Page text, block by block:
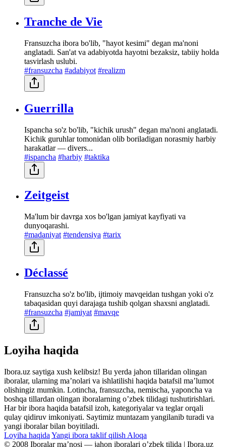
Tranche de Vie
Fransuzcha ibora bo'lib, "hayot kesimi" degan ma'noni
anglatadi. San'at va adabiyotda hayotni bezaksiz, tabiiy holda
tasvirlash uslubi.
#fransuzcha #adabiyot #realizm
Guerrilla
Ispancha so'z bo'lib, "kichik urush" degan ma'noni anglatadi.
Kichik guruhlar tomonidan olib boriladigan norasmiy harbiy
harakatlar — divers...
#ispancha #harbiy #taktika
Zeitgeist
Ma'lum bir davrga xos bo'lgan jamiyat kayfiyati va
dunyoqarashi.
#madaniyat #tendensiya #tarix
Déclassé
Fransuzcha so'z bo'lib, ijtimoiy mavqeidan tushgan yoki o'z
tabaqasidan quyi darajaga tushib qolgan shaxsni anglatadi.
#fransuzcha #jamiyat #mavqe
Loyiha haqida
Ibora.uz saytiga xush kelibsiz! Bu yerda jahon tillaridan olingan
iboralar, ularning maʼnolari va ishlatilishi haqida batafsil maʼlumot
olishingiz mumkin. Lotincha, fransuzcha, nemischa, yaponcha va
boshqa tillardan olingan iboralarning oʼzbek tilidagi tushutirishlari.
Har bir ibora haqida batafsil izoh, kategoriyalar va teglar orqali
qulay qidiruv imkoniyati. Saytimiz muntazam yangilanib turadi va
yangi iboralar bilan boyitiladi.
Loyiha haqida Yangi ibora taklif qilish Aloqa
© 2008 Iboralar maʼnosi — jahon iboralari oʼzbek tilida | Ibora.uz